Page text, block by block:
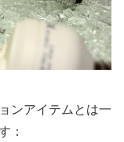
ンアイテムとは一
：